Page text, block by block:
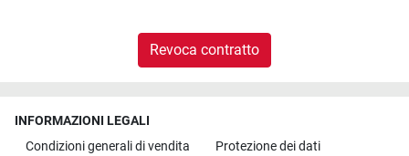
Revoca contratto
INFORMAZIONI LEGALI
Condizioni generali di vendita
Protezione dei dati